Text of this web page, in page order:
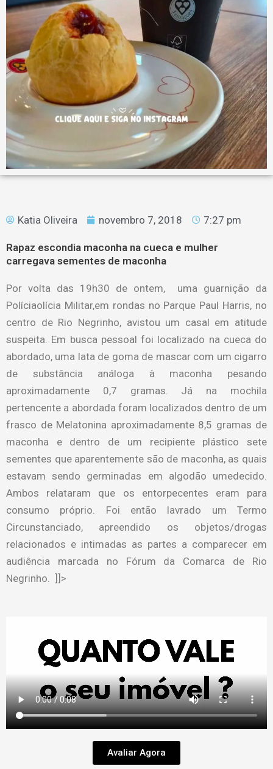
Katia Oliveira novembro 7, 2018 7:27 pm
Rapaz escondia maconha na cueca e mulher
carregava sementes de maconha
Por volta das 19h30 de ontem, uma guarnição da
Políciaolícia Militar,em rondas no Parque Paul Harris, no
centro de Rio Negrinho, avistou um casal em atitude
suspeita. Em busca pessoal foi localizado na cueca do
abordado, uma lata de goma de mascar com um cigarro
de substância análoga à maconha pesando
aproximadamente 0,7 gramas. Já na mochila
pertencente a abordada foram localizados dentro de um
frasco de Melatonina aproximadamente 8,5 gramas de
maconha e dentro de um recipiente plástico sete
sementes que aparentemente são de maconha, as quais
estavam sendo germinadas em algodão umedecido.
Ambos relataram que os entorpecentes eram para
consumo próprio. Foi então lavrado um Termo
Circunstanciado, apreendido os objetos/drogas
relacionados e intimadas as partes a comparecer em
audiência marcada no Fórum da Comarca de Rio
Negrinho. ]]>
Avaliar Agora